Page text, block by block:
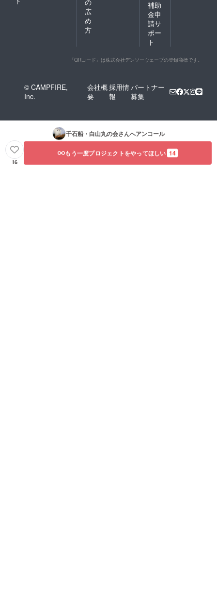
の
広
め
方
補助
金申
請サ
ポー
ト
「QRコード」は株式会社デンソーウェーブの登録商標です。
© CAMPFIRE,
Inc.
会社概
要
採用情
報
パートナー
募集
千石船・白山丸の会さんへアンコール
16
もう一度プロジェクトをやってほしい 14